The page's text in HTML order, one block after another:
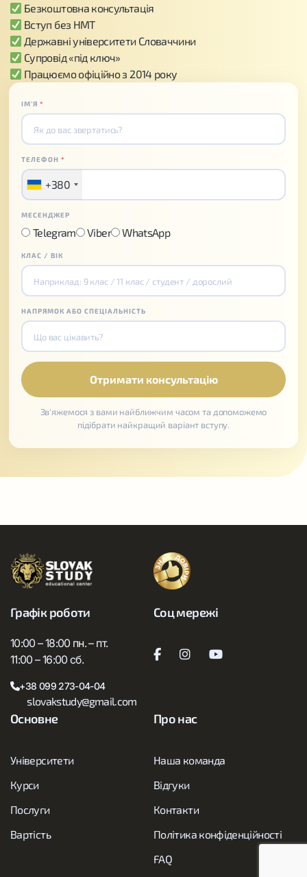
Безкоштовна консультація
Вступ без НМТ
Державні університети Словаччини
Супровід «під ключ»
Працюємо офіційно з 2014 року
ІМʼЯ*
ТЕЛЕФОН*
+380
МЕСЕНДЖЕР
Telegram Viber WhatsApp
КЛАС / ВІК
НАПРЯМОК АБО СПЕЦІАЛЬНІСТЬ
Зв'яжемося з вами найближчим часом та допоможемо
підібрати найкращий варіант вступу.
Графік роботи
10:00 – 18:00 пн. – пт.
11:00 – 16:00 сб.
+38 099 273-04-04
slovakstudy@gmail.com
Основне
Університети
Курси
Послуги
Вартість
Про нас
Наша команда
Відгуки
Контакти
Політика конфіденційності
FAQ
Соц мережі